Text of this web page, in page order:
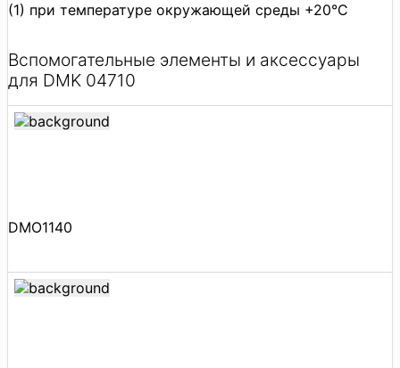
(1) при температуре окружающей среды +20°С
Вспомогательные элементы и аксессуары
для DMK 04710
DMO1140